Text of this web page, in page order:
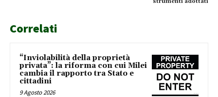
Correlati
“Inviolabilità della proprietà
privata”: la riforma con cui Milei
cambia il rapporto tra Stato e
cittadini
9 Agosto 2026